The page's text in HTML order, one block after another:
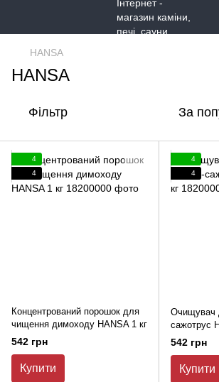
HANSA
HANSA
Фільтр За
4
4
Концентрований порошок для
чищення димоходу HANSA 1 кг
542 грн
Купити
4
4
Очищувач
сажотрус
542 грн
Купити